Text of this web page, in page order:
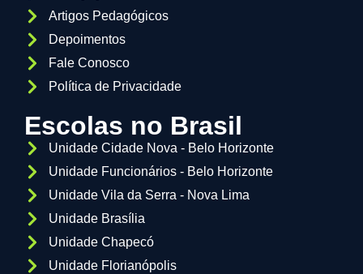
Artigos Pedagógicos
Depoimentos
Fale Conosco
Política de Privacidade
Escolas no Brasil
Unidade Cidade Nova - Belo Horizonte
Unidade Funcionários - Belo Horizonte
Unidade Vila da Serra - Nova Lima
Unidade Brasília
Unidade Chapecó
Unidade Florianópolis